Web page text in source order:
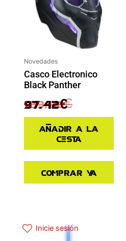
Novedades
Casco Electronico
Black Panther
129.90€
97.42€
Añadir a la
cesta
Comprar ya
Inicie sesión